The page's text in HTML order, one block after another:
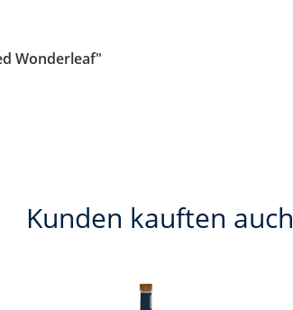
Wonderleaf"
Kunden kauften auch